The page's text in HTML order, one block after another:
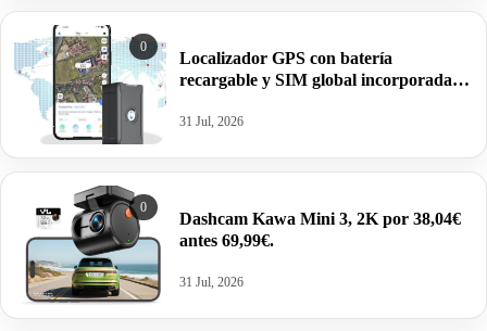
0
Localizador GPS con batería
recargable y SIM global incorporada,
31 Jul, 2026
0
Dashcam Kawa Mini 3, 2K por 38,04€
antes 69,99€.
31 Jul, 2026